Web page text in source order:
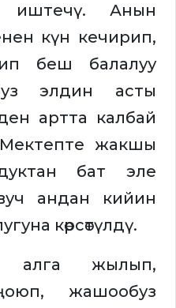
иштечү. Анын
күн кечирип,
беш балалуу
элдин асты
артта калбай
Мектепте жакшы
бат эле
андан кийин
көрсөтүлдү.
жылып,
жашообуз